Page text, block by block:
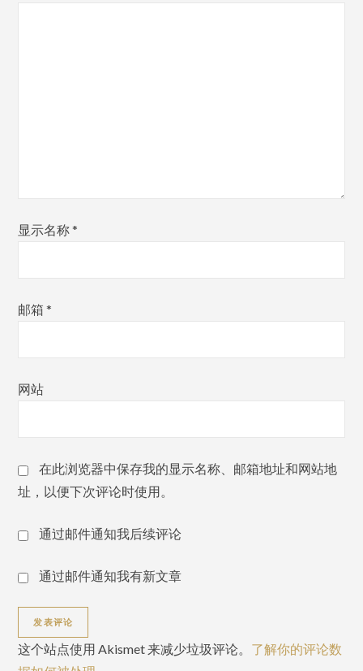
显示名称*
邮箱*
网站
在此浏览器中保存我的显示名称、邮箱地址和网站地
址，以便下次评论时使用。
通过邮件通知我后续评论
通过邮件通知我有新文章
这个站点使用 Akismet 来减少垃圾评论。 了解你的评论数